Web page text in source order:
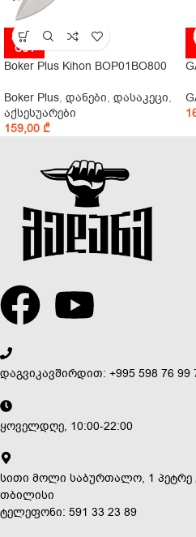
SOLD
OUT
Boker Plus Kihon BOP01BO800
Boker Plus, დანები, დასაკეცი,
აქსესუარები
159,00 ₾
დაგვიკავშირდით: +995 598 76 99
ყოველდღე, 10:00-22:00
სითი მოლი საბურთალო, 1 პეტრე
თბილისი
ტელეფონი: 591 33 23 89